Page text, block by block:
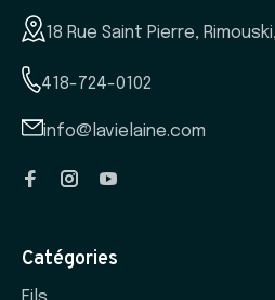
18 Rue Saint Pierre,
418-724-0102
info@lavielaine.com
Catégories